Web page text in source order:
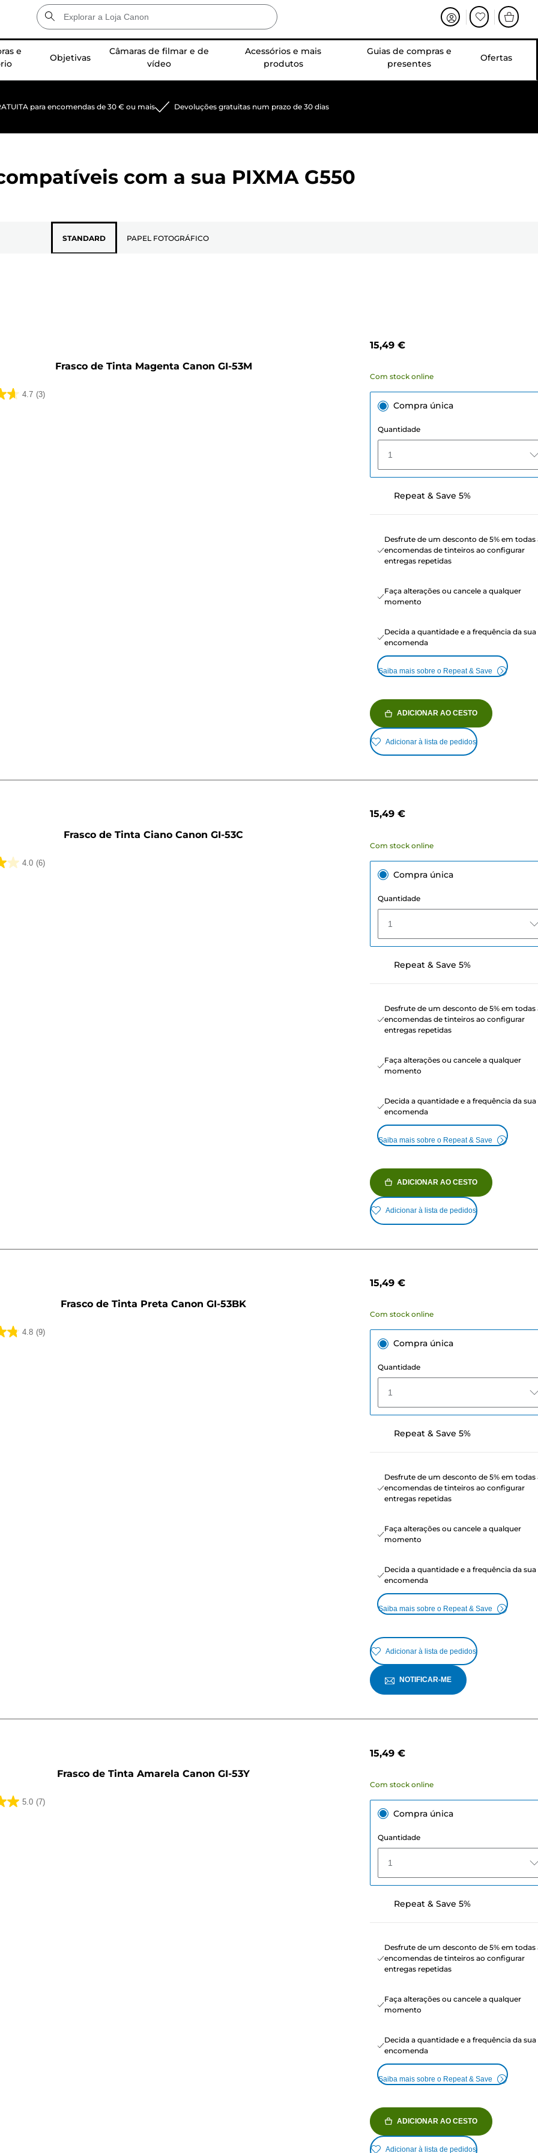
e
Objetivas
Câmaras de filmar e de
vídeo
Acessórios e mais
produtos
Guias de compras e
presentes
Ofertas
para encomendas de 30 € ou mais Devoluções gratuitas num prazo de 30 dias
com a sua PIXMA G550
STANDARD PAPEL FOTOGRÁFICO
Frasco de Tinta Magenta Canon GI-53M
4.7 (3)
15,49 €
Com stock online
Compra única
Quantidade
1
Repeat & Save 5%
Desfrute de um desconto de 5% em todas
encomendas de tinteiros ao configurar
entregas repetidas
Faça alterações ou cancele a qualquer
momento
Decida a quantidade e a frequência da sua
encomenda
Saiba mais sobre o Repeat & Save
ADICIONAR AO CESTO
Adicionar à lista de pedidos
Frasco de Tinta Ciano Canon GI-53C
4.0 (6)
15,49 €
Com stock online
Compra única
Quantidade
1
Repeat & Save 5%
Desfrute de um desconto de 5% em todas
encomendas de tinteiros ao configurar
entregas repetidas
Faça alterações ou cancele a qualquer
momento
Decida a quantidade e a frequência da sua
encomenda
Saiba mais sobre o Repeat & Save
ADICIONAR AO CESTO
Adicionar à lista de pedidos
Frasco de Tinta Preta Canon GI-53BK
4.8 (9)
15,49 €
Com stock online
Compra única
Quantidade
1
Repeat & Save 5%
Desfrute de um desconto de 5% em todas
encomendas de tinteiros ao configurar
entregas repetidas
Faça alterações ou cancele a qualquer
momento
Decida a quantidade e a frequência da sua
encomenda
Saiba mais sobre o Repeat & Save
Adicionar à lista de pedidos
NOTIFICAR-ME
Frasco de Tinta Amarela Canon GI-53Y
5.0 (7)
15,49 €
Com stock online
Compra única
Quantidade
1
Repeat & Save 5%
Desfrute de um desconto de 5% em todas
encomendas de tinteiros ao configurar
entregas repetidas
Faça alterações ou cancele a qualquer
momento
Decida a quantidade e a frequência da sua
encomenda
Saiba mais sobre o Repeat & Save
ADICIONAR AO CESTO
Adicionar à lista de pedidos